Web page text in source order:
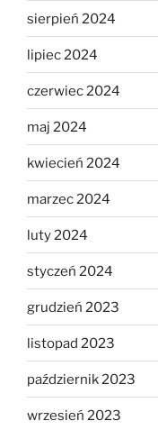
sierpień 2024
lipiec 2024
czerwiec 2024
maj 2024
kwiecień 2024
marzec 2024
luty 2024
styczeń 2024
grudzień 2023
listopad 2023
październik 2023
wrzesień 2023